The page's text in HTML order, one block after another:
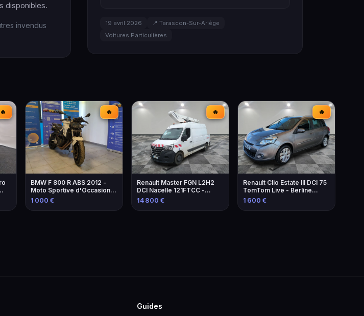
disponibles.
invendus
19 avril 2026
📍 Tarascon-Sur-Ariège
Voitures Particulières
🔥 🔥
BMW F 800 R ABS 2012 -
Moto Sportive d'Occasion à
Marseille
1 000 €
🔥
Renault Master FGN L2H2
DCI Nacelle 121FTCC -
Élévateur de 2021
14 800 €
🔥
Renault Clio Estate III DCI 75
TomTom Live - Berline
familiale économique
1 600 €
Guides